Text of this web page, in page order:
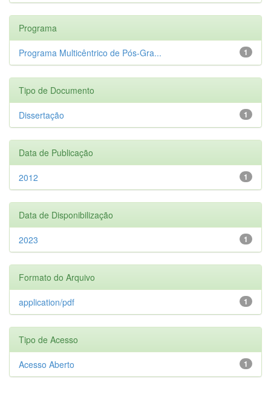
Programa
1
Programa Multicêntrico de Pós-Gra...
Tipo de Documento
1
Dissertação
Data de Publicação
1
2012
Data de Disponibilização
1
2023
Formato do Arquivo
1
application/pdf
Tipo de Acesso
1
Acesso Aberto